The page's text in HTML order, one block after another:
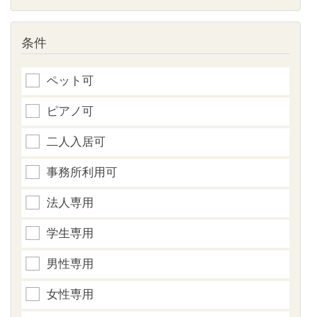
条件
ペット可
ピアノ可
二人入居可
事務所利用可
法人専用
学生専用
男性専用
女性専用